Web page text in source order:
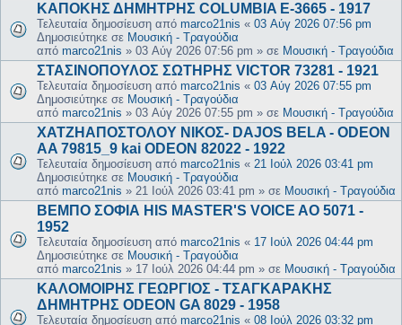
ΚΑΠΟΚΗΣ ΔΗΜΗΤΡΗΣ COLUMBIA E-3665 - 1917
Τελευταία δημοσίευση από marco21nis « 03 Αύγ 2026 07:56 pm
Δημοσιεύτηκε σε Μουσική - Τραγούδια
από marco21nis » 03 Αύγ 2026 07:56 pm » σε Μουσική - Τραγούδια
ΣΤΑΣΙΝΟΠΟΥΛΟΣ ΣΩΤΗΡΗΣ VICTOR 73281 - 1921
Τελευταία δημοσίευση από marco21nis « 03 Αύγ 2026 07:55 pm
Δημοσιεύτηκε σε Μουσική - Τραγούδια
από marco21nis » 03 Αύγ 2026 07:55 pm » σε Μουσική - Τραγούδια
ΧΑΤΖΗΑΠΟΣΤΟΛΟΥ ΝΙΚΟΣ- DAJOS BELA - ODEON
AA 79815_9 kai ODEON 82022 - 1922
Τελευταία δημοσίευση από marco21nis « 21 Ιούλ 2026 03:41 pm
Δημοσιεύτηκε σε Μουσική - Τραγούδια
από marco21nis » 21 Ιούλ 2026 03:41 pm » σε Μουσική - Τραγούδια
ΒΕΜΠΟ ΣΟΦΙΑ HIS MASTER'S VOICE AO 5071 -
1952
Τελευταία δημοσίευση από marco21nis « 17 Ιούλ 2026 04:44 pm
Δημοσιεύτηκε σε Μουσική - Τραγούδια
από marco21nis » 17 Ιούλ 2026 04:44 pm » σε Μουσική - Τραγούδια
ΚΑΛΟΜΟΙΡΗΣ ΓΕΩΡΓΙΟΣ - ΤΣΑΓΚΑΡΑΚΗΣ
ΔΗΜΗΤΡΗΣ ODEON GA 8029 - 1958
Τελευταία δημοσίευση από marco21nis « 08 Ιούλ 2026 03:32 pm